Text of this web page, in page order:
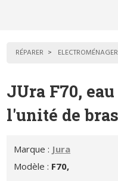
RÉPARER ELECTROMÉNAGER
JUra F70,
l'unité de
Marque : Jura
Modèle : F70,